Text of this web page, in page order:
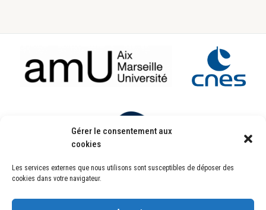
Gérer le consentement aux
cookies
Les services externes que nous utilisons sont susceptibles de déposer des
cookies dans votre navigateur.
Laboratoire d’Astrophysique de Marseille
38, rue Frédéric Joliot-Curie